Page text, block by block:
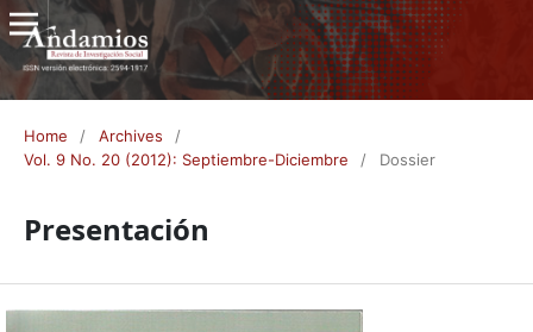
Home / Archives
/
Vol. 9 No. 20 (2012): Septiembre-Diciembre
/ Dossier
Presentación